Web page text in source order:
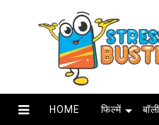
HOME फिल्में